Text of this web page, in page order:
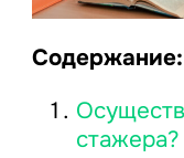
Содержание:
стажера?